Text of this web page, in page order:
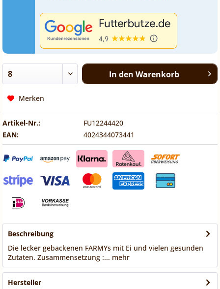
In den Warenkorb
Merken
Artikel-Nr.:
FU12244420
EAN:
4024344073441
Beschreibung
Die lecker gebackenen FARMYs mit Ei und vielen gesunden
Zutaten. Zusammensetzung :... mehr
Hersteller